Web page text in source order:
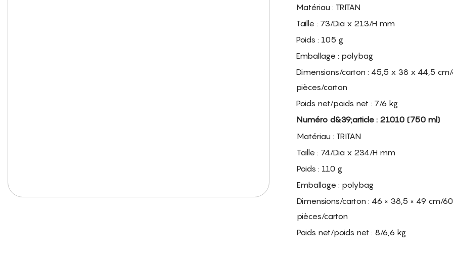
Matériau : TRITAN
Taille : 73/Dia x 213/H mm
Poids : 105 g
Emballage : polybag
Dimensions/carton : 45,5 x 38 x 44,5
pièces/carton
Poids net/poids net : 7/6 kg
Numéro d&39;article : 21010 (750 ml)
Matériau : TRITAN
Taille : 74/Dia x 234/H mm
Poids : 110 g
Emballage : polybag
Dimensions/carton : 46 × 38,5 × 49 cm/60
pièces/carton
Poids net/poids net : 8/6,6 kg